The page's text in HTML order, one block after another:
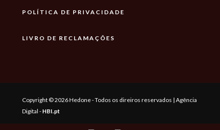
POLÍTICA DE PRIVACIDADE
LIVRO DE RECLAMAÇÕES
Copyright © 2026 Hedone - Todos os direiros reservados | Agência
Digital - HBI.pt